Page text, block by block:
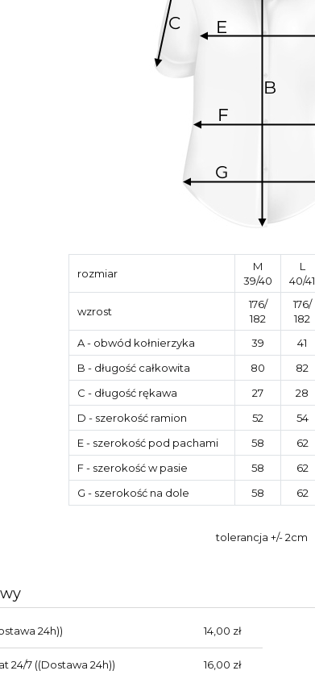
rozmiar
M
39/40
L
40/41
wzrost
176/
182
176/
182
A- obwód kołnierzyka 39 41
B - długość całkowita 80 82
C - długość rękawa 27 28
D - szerokość ramion 52 54
E- szerokość pod pachami 58 62
F- szerokość w pasie 58 62
G - szerokość na dole 58 62
tolerancja +/- 2cm
24h)) 14,00 zł
24/7((Dostawa 24h)) 16,00 zł